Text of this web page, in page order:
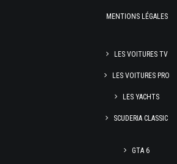
MENTIONS LÉGALES
LES VOITURES TV
LES VOITURES PRO
LES YACHTS
SCUDERIA CLASSIC
GTA 6